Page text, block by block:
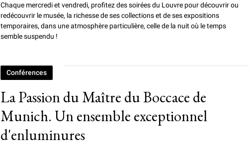
Chaque mercredi et vendredi, profitez des soirées du Louvre pourdécouvrir ou
redécouvrir le musée, la richesse de ses collections et de ses expositions
temporaires, dans une atmosphère particulière, celle de la nuit où le temps
semble suspendu !
La Passion du Maître du Boccace de
Munich. Un ensemble exceptionnel
d'enluminures
Conférences